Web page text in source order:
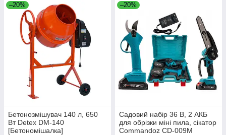
–20%
Бетонозмішувач 140 л, 650
Вт Detex DM-140
[Бетономішалка]
–20%
Садовий набір 36 В, 2 АКБ
для обрізки міні пила, сікатор
Commandoz CD-009M